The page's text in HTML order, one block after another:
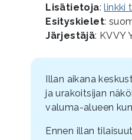
Lisätietoja:linkki
Esityskielet:
Järjestäjä: KVVY
Illan aikana
ja urakoitsijan
valuma-alueen
Ennen illan